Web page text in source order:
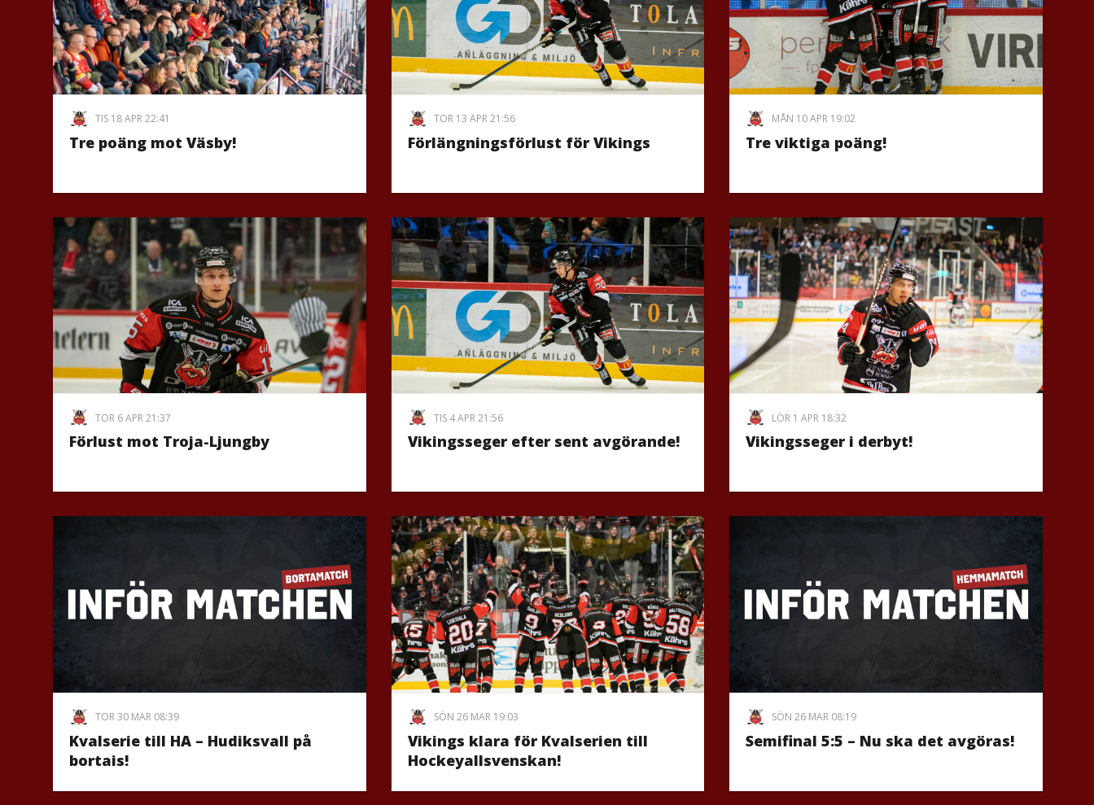
TIS 18 APR 22:41
Tre poäng mot Väsby!
TOR 13 APR 21:56
Förlängningsförlust för Vikings
MÅN 10 APR 19:02
Tre viktiga poäng!
TOR 6 APR 21:37
Förlust mot Troja-Ljungby
TIS 4 APR 21:56
Vikingsseger efter sent avgörande!
LÖR 1 APR 18:32
Vikingsseger i derbyt!
TOR 30 MAR 08:39
Kvalserie till HA – Hudiksvall på
bortais!
SÖN 26 MAR 19:03
Vikings klara för Kvalserien till
Hockeyallsvenskan!
SÖN 26 MAR 08:19
Semifinal 5:5 – Nu ska det avgöras!